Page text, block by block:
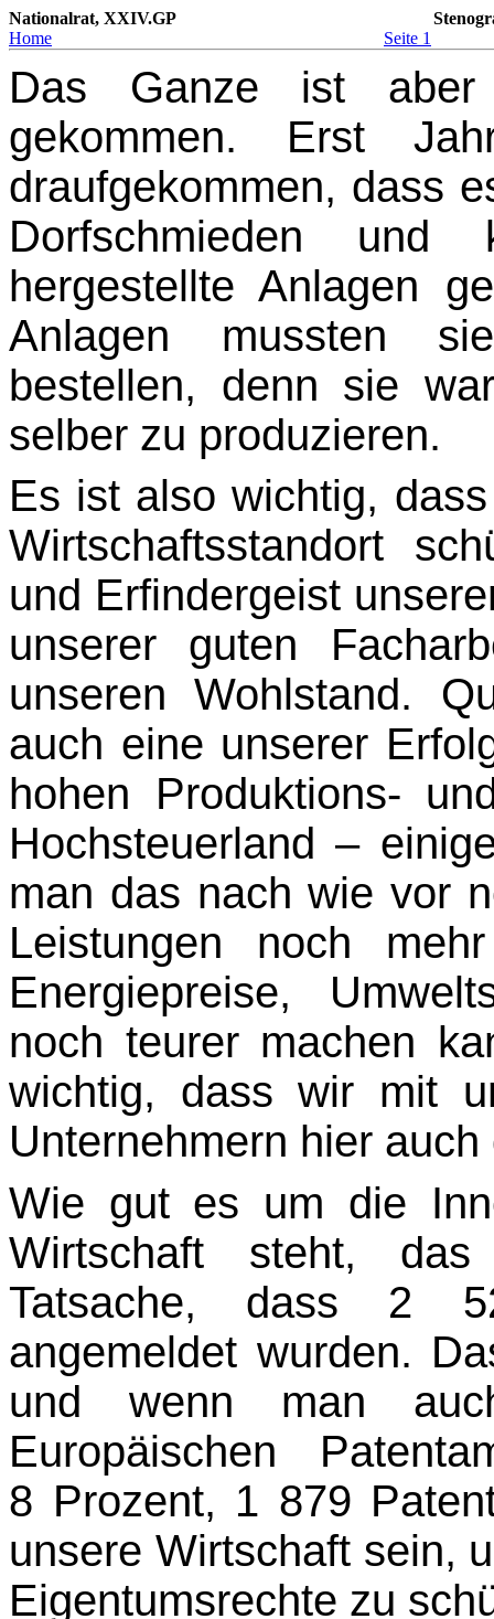
Nationalrat, XXIV.GP
Home
Seite 1
Das Ganze ist
gekommen. Erst
draufgekommen, dass
Dorfschmieden
hergestellte Anlagen
Anlagen mussten
bestellen, denn sie
selber zu produzieren.
Es ist also wichtig,
Wirtschaftsstandort
und Erfindergeist
unserer guten
unseren Wohlstand.
auch eine unserer
hohen Produktions-
Hochsteuerland –
man das nach wie vor
Leistungen noch
Energiepreise,
noch teurer machen
wichtig, dass wir mit
Unternehmern hier
Wie gut es um die
Wirtschaft steht,
Tatsache, dass 2
angemeldet wurden.
und wenn man
Europäischen
8 Prozent, 1 879
unsere Wirtschaft sein,
Eigentumsrechte zu